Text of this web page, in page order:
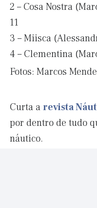
2 – Cosa Nostra
11
3 – Miisca
4 – Clementina
Fotos: Marcos
Curta arevista
por dentro de tudo
náutico.